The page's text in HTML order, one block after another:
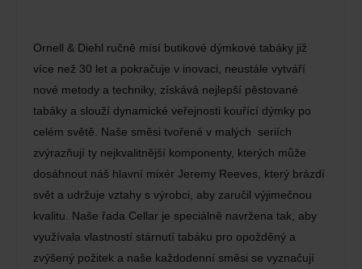
Ornell & Diehl ručně mísí butikové dýmkové tabáky již
více než 30 let a pokračuje v inovaci, neustále vytváří
nové metody a techniky, získává nejlepší pěstované
tabáky a slouží dynamické veřejnosti kouřící dýmky po
celém světě. Naše směsi tvořené v malých seriích
zvýrazňují ty nejkvalitnější komponenty, kterých může
dosáhnout náš hlavní mixér Jeremy Reeves, který brázdí
svět a udržuje vztahy s výrobci, aby zaručil výjimečnou
kvalitu. Naše řada Cellar je speciálně navržena tak, aby
využívala vlastností stárnutí tabáku pro opožděný a
zvýšený požitek a naše každodenní směsi se vyznačují